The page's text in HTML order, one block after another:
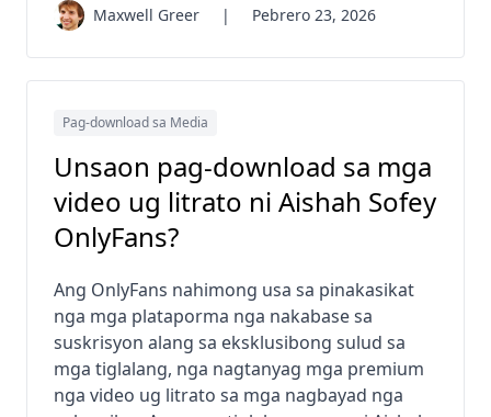
Maxwell Greer | Pebrero 23, 2026
Pag-download sa Media
Unsaon pag-download sa mga
video ug litrato ni Aishah Sofey
OnlyFans?
Ang OnlyFans nahimong usa sa pinakasikat
nga mga plataporma nga nakabase sa
suskrisyon alang sa eksklusibong sulud sa
mga tiglalang, nga nagtanyag mga premium
nga video ug litrato sa mga nagbayad nga